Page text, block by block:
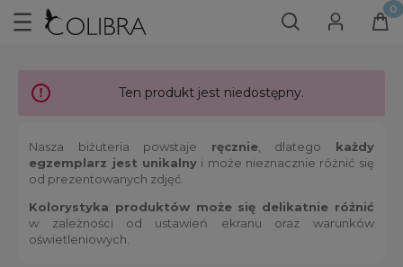
Ten produkt jest niedostępny.
Nasza biżuteria powstaje ręcznie, dlatego każdy
egzemplarz jest unikalnyi może nieznacznie różnić się
od prezentowanych zdjęć.
Kolorystyka produktów może się delikatnie różnić
w zależności od ustawień ekranu oraz warunków
oświetleniowych.